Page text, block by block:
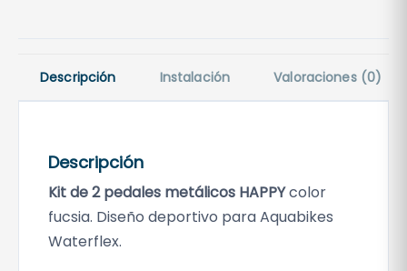
Descripción Instalación Valoraciones (0)
Descripción
Kit de 2 pedales metálicos HAPPYcolor
fucsia. Diseño deportivo para Aquabikes
Waterflex.